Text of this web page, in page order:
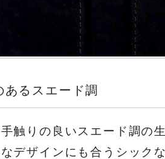
るスエード調
触りの良いスエード調の
デザインにも合うシック